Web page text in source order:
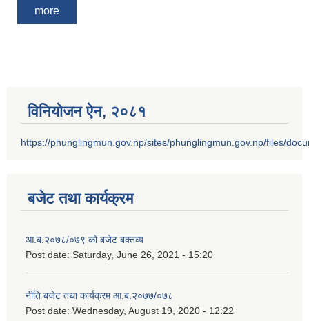
more
विनियोजन ऐन‚ २०८१
https://phunglingmun.gov.np/sites/phunglingmun.gov.np/files/
बजेट तथा कार्यक्रम
आ.ब.२०७८/०७९ को बजेट बक्तव्य
Post date: Saturday, June 26, 2021 - 15:20
नीति बजेट तथा कार्यक्रम आ.ब.२०७७/०७८
Post date: Wednesday, August 19, 2020 - 12:22